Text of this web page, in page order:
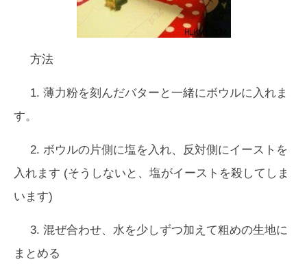
方法
1. 薄力粉を刻んだバターと一緒にボウルに入れま
す。
2. ボウルの片側に塩を入れ、反対側にイーストを
入れます (そうしないと、塩がイーストを殺してしま
います)
3. 混ぜ合わせ、水を少しずつ加えて粗めの生地に
まとめる